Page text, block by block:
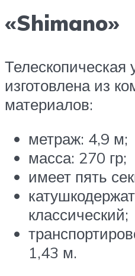
«Shimano»
Телескопическая
изготовлена из
материалов:
метраж: 4,9 м;
масса: 270 гр;
имеет пять
классический;
1,43 м.